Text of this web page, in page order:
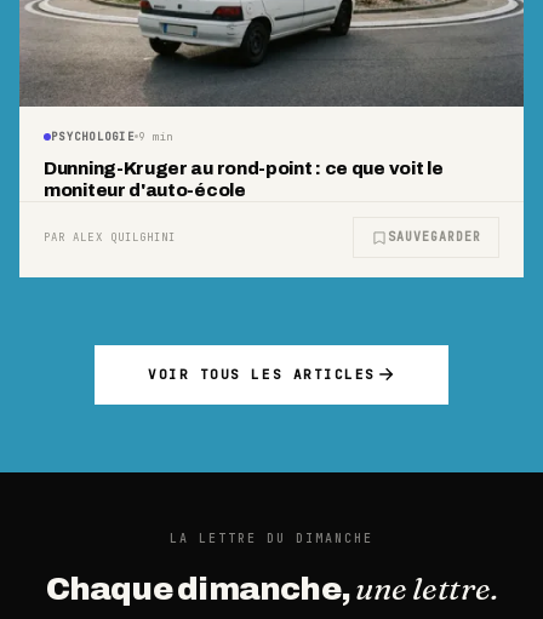
PSYCHOLOGIE 9 min
Dunning-Kruger au rond-point : ce que voit le
moniteur d'auto-école
PAR ALEX QUILGHINI SAUVEGARDER
VOIR TOUS LES ARTICLES
LA LETTRE DU DIMANCHE
Chaque dimanche,une lettre.